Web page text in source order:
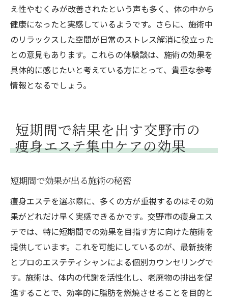
え性やむくみが改善されたという声も多く、体の中から
健康になったと実感しているようです。さらに、施術中
のリラックスした空間が日常のストレス解消に役立った
との意見もあります。これらの体験談は、施術の効果を
具体的に感じたいと考えている方にとって、貴重な参考
情報となるでしょう。
短期間で結果を出す交野市の
痩身エステ集中ケアの効果
短期間で効果が出る施術の秘密
痩身エステを選ぶ際に、多くの方が重視するのはその効
果がどれだけ早く実感できるかです。交野市の痩身エス
テでは、特に短期間での効果を目指す方に向けた施術を
提供しています。これを可能にしているのが、最新技術
とプロのエステティシャンによる個別カウンセリングで
す。施術は、体内の代謝を活性化し、老廃物の排出を促
進することで、効率的に脂肪を燃焼させることを目的と